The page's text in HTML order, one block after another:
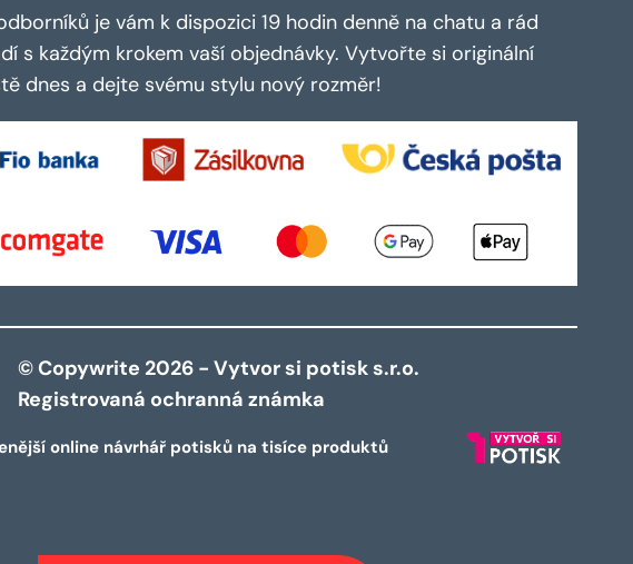
je vám k dispozici 19 hodin denně na chatu a rád
s každým krokem vaší objednávky. Vytvořte si originální
dnes a dejte svému stylu nový rozměr!
© Copywrite 2026 - Vytvor si potisk s.r.o.
Registrovaná ochranná známka
online návrhář potisků na tisíce produktů